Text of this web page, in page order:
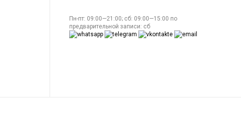
Пн-пт: 09:00—21:00; сб: 09:00—15:00 по
предварительной записи: сб